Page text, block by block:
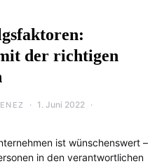
der richtigen
1. Juni 2022
ist wünschenswert –
in den verantwortlichen